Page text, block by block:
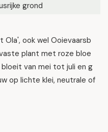
grond
Ola', ook wel Ooievaarsb
plant met roze bloe
van mei tot juli en g
op lichte klei, neutrale of